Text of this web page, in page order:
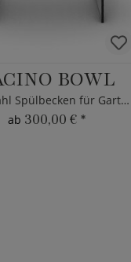
BOWL
Edelstahl Spülbecken für Gartenküchen
ab 300,00 € *